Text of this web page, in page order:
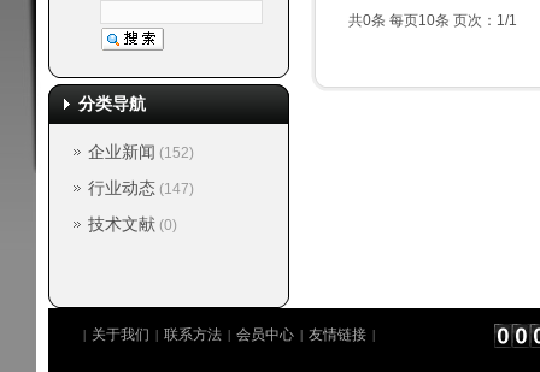
共0条 每页10条 页次：1/1
分类导航
企业新闻 (152)
行业动态 (147)
技术文献 (0)
| 关于我们 | 联系方法 | 会员中心 | 友情链接 |